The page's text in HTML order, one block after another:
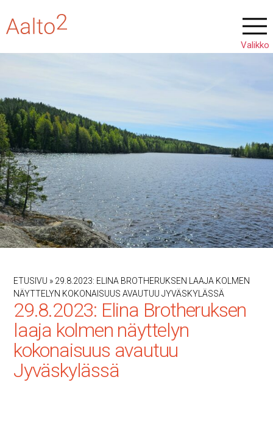
ETUSIVU » 29.8.2023: ELINA BROTHERUKSEN LAAJA KOLMEN
NÄYTTELYN KOKONAISUUS AVAUTUU JYVÄSKYLÄSSÄ
29.8.2023: Elina Brotheruksen
laaja kolmen näyttelyn
kokonaisuus avautuu
Jyväskylässä